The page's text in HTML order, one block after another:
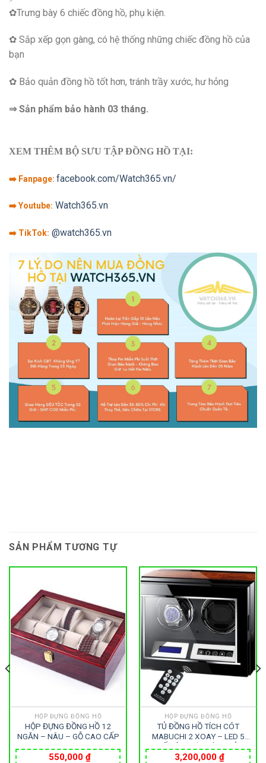
✿Trưng bày 6 chiếc đồng hồ, phụ kiện.
✿ Sắp xếp gọn gàng, có hệ thống những chiếc đồng hồ của
bạn
✿ Bảo quản đồng hồ tốt hơn, tránh trầy xước, hư hỏng
⇒ Sản phẩm bảo hành 03 tháng.
XEM THÊM BỘ SƯU TẬP ĐỒNG HỒ TẠI:
➡️ Fanpage: facebook.com/Watch365.vn/
➡️ Youtube: Watch365.vn
➡️ TikTok: @watch365.vn
SẢN PHẨM TƯƠNG TỰ
HỘP ĐỰNG ĐỒNG HỒ
HỘP ĐỰNG ĐỒNG HỒ 12
NGĂN – NÂU – GỖ CAO CẤP
550,000 ₫
HỘP ĐỰNG ĐỒNG HỒ
TỦ ĐỒNG HỒ TÍCH CÓT
MABUCHI 2 XOAY – LED 5
CHẾ ĐỘ – MÀN HÌNH CẢM
ỨNG – GỖ CAO CẤP
3,200,000 ₫